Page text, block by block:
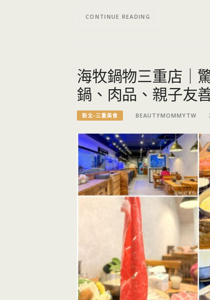
CONTINUE READING
海牧鍋物三重店｜
鍋、肉品、親子友
新北-三重美食 BEAUTYMOMMYTW